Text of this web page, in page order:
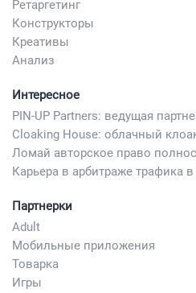
Ретаргетинг
Конструкторы
Креативы
Анализ
Интересное
Партнерки
Adult
Мобильные приложения
Товарка
Игры